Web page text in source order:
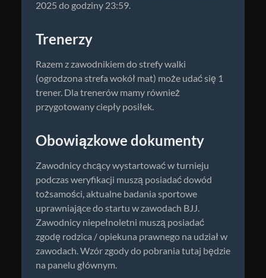
2025 do godziny 23:59.
Trenerzy
Razem z zawodnikiem do strefy walki
(ogrodzona strefa wokół mat) może udać się 1
trener. Dla trenerów mamy również
przygotowany ciepły posiłek.
Obowiązkowe dokumenty
Zawodnicy chcący wystartować w turnieju
podczas weryfikacji muszą posiadać dowód
tożsamości, aktualne badania sportowe
uprawniające do startu w zawodach BJJ.
Zawodnicy niepełnoletni muszą posiadać
zgodę rodzica / opiekuna prawnego na udział w
zawodach. Wzór zgody do pobrania tutaj będzie
na panelu głównym.